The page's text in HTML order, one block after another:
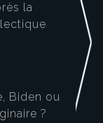
la
Biden ou
?